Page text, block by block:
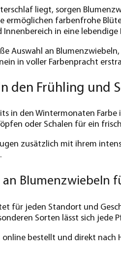
liegt, sorgen
ermöglichen farbenfrohe
in eine
Auswahl an
in voller Farbenpracht
den Frühling und
in den Wintermonaten
oder Schalen für ein
zusätzlich mit ihrem
Blumenzwiebeln
für jeden Standort und
Sorten lässt sich jede
bestellt und direkt nach